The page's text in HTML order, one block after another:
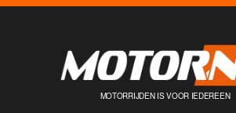
MOTORRIJDEN IS VOOR IEDEREEN